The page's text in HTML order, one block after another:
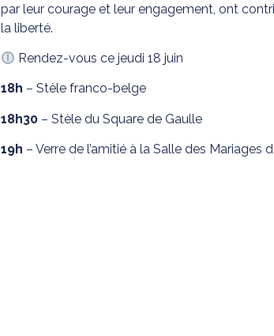
par leur courage et leur engagement, ont
la liberté.
Rendez-vous ce jeudi 18 juin
18h – Stèle franco-belge
18h30 – Stèle du Square de Gaulle
19h – Verre de l’amitié à la Salle des Mariages